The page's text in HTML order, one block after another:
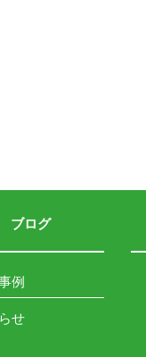
ブログ
例
せ